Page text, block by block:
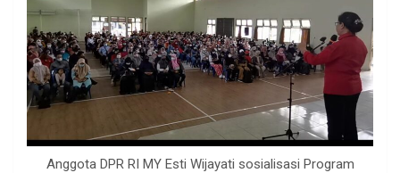
Anggota DPR RI MY Esti Wijayati sosialisasi Program